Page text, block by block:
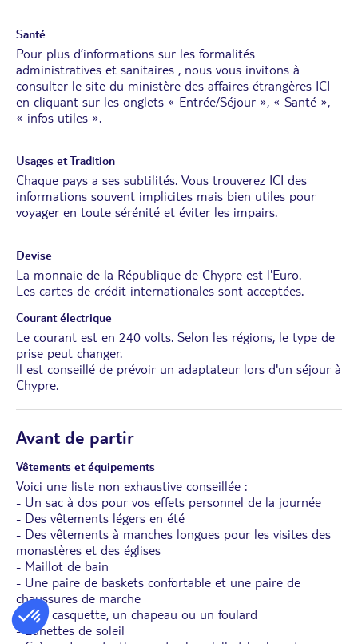
Santé
Pour plus d’informations sur les formalités
administratives et sanitaires , nous vous invitons à
consulter le site du ministère des affaires étrangères ICI
en cliquant sur les onglets « Entrée/Séjour », « Santé »,
« infos utiles ».
Usages et Tradition
Chaque pays a ses subtilités. Vous trouverez ICI des
informations souvent implicites mais bien utiles pour
voyager en toute sérénité et éviter les impairs.
Devise
La monnaie de la République de Chypre est l'Euro.
Les cartes de crédit internationales sont acceptées.
Courant électrique
Le courant est en 240 volts. Selon les régions, le type de
prise peut changer.
Il est conseillé de prévoir un adaptateur lors d'un séjour à
Chypre.
Avant de partir
Vêtements et équipements
Voici une liste non exhaustive conseillée :
- Un sac à dos pour vos effets personnel de la journée
- Des vêtements légers en été
- Des vêtements à manches longues pour les visites des
monastères et des églises
- Maillot de bain
- Une paire de baskets confortable et une paire de
chaussures de marche
- Une casquette, un chapeau ou un foulard
- Lunettes de soleil